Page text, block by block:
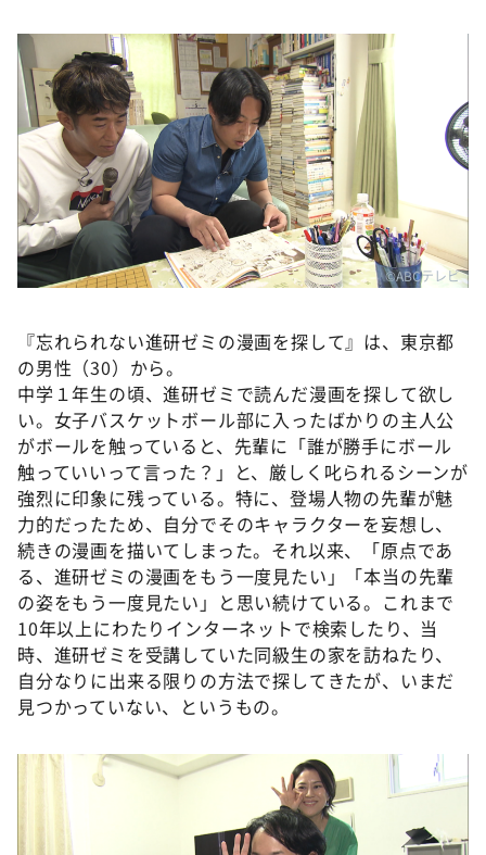
©ABCテレビ
『忘れられない進研ゼミの漫画を探して』は、東京都
の男性（30）から。
中学１年生の頃、進研ゼミで読んだ漫画を探して欲し
い。女子バスケットボール部に入ったばかりの主人公
がボールを触っていると、先輩に「誰が勝手にボール
触っていいって言った？」と、厳しく叱られるシーンが
強烈に印象に残っている。特に、登場人物の先輩が魅
力的だったため、自分でそのキャラクターを妄想し、
続きの漫画を描いてしまった。それ以来、「原点であ
る、進研ゼミの漫画をもう一度見たい」「本当の先輩
の姿をもう一度見たい」と思い続けている。これまで
10年以上にわたりインターネットで検索したり、当
時、進研ゼミを受講していた同級生の家を訪ねたり、
自分なりに出来る限りの方法で探してきたが、いまだ
見つかっていない、というもの。